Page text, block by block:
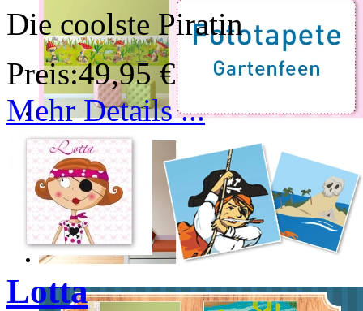
Die coolste Piratin
Preis:49,95 €
Mehr Details ...
Lotta